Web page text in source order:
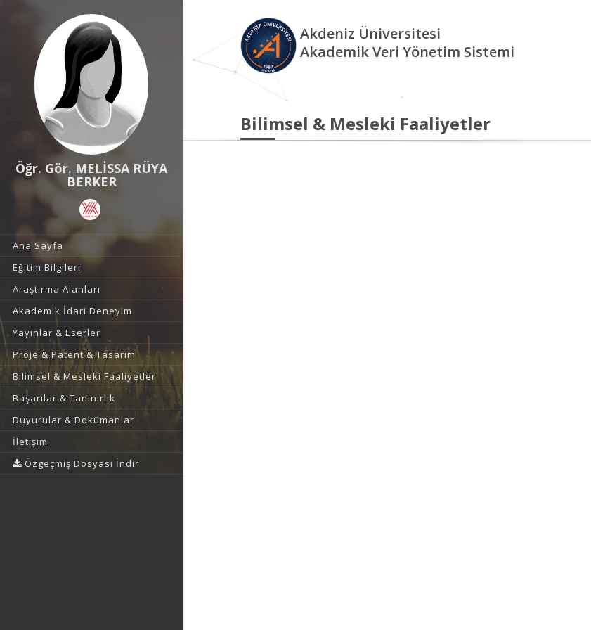
Öğr. Gör. MELİSSA RÜYA
BERKER
Ana Sayfa
Eğitim Bilgileri
Araştırma Alanları
Akademik İdari Deneyim
Yayınlar & Eserler
Proje & Patent & Tasarım
Bilimsel & Mesleki Faaliyetler
Başarılar & Tanınırlık
Duyurular & Dokümanlar
İletişim
Özgeçmiş Dosyası İndir
Akdeniz Üniversitesi
Akademik Veri Yönetim Sistemi
Bilimsel & Mesleki Faaliyetler